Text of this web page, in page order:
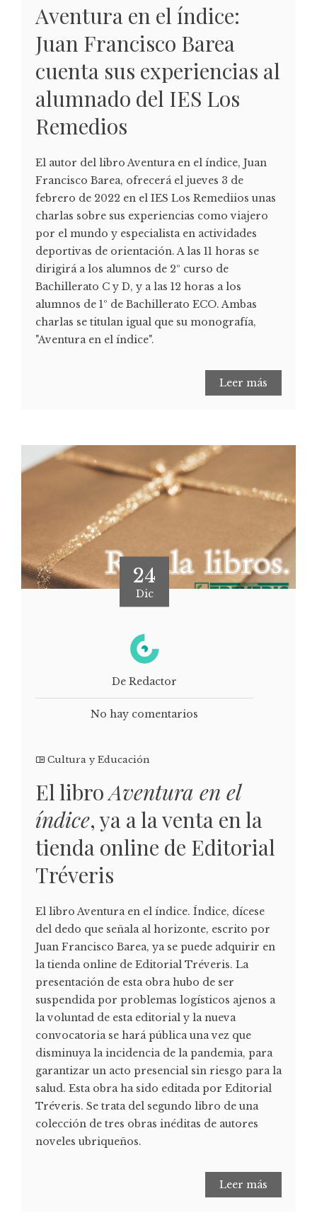
Aventura en el índice:
Juan Francisco Barea
cuenta sus experiencias al
alumnado del IES Los
Remedios
El autor del libro Aventura en el índice, Juan
Francisco Barea, ofrecerá el jueves 3 de
febrero de 2022 en el IES Los Remediios unas
charlas sobre sus experiencias como viajero
por el mundo y especialista en actividades
deportivas de orientación. A las 11 horas se
dirigirá a los alumnos de 2º curso de
Bachillerato C y D, y a las 12 horas a los
alumnos de 1º de Bachillerato ECO. Ambas
charlas se titulan igual que su monografía,
"Aventura en el índice".
Leer más
24
Dic
De Redactor
No hay comentarios
Cultura y Educación
El libroAventura en el
índice, ya a la venta en la
tienda online de Editorial
Tréveris
El libro Aventura en el índice. Índice, dícese
del dedo que señala al horizonte, escrito por
Juan Francisco Barea, ya se puede adquirir en
la tienda online de Editorial Tréveris. La
presentación de esta obra hubo de ser
suspendida por problemas logísticos ajenos a
la voluntad de esta editorial y la nueva
convocatoria se hará pública una vez que
disminuya la incidencia de la pandemia, para
garantizar un acto presencial sin riesgo para la
salud. Esta obra ha sido editada por Editorial
Tréveris. Se trata del segundo libro de una
colección de tres obras inéditas de autores
noveles ubriqueños.
Leer más